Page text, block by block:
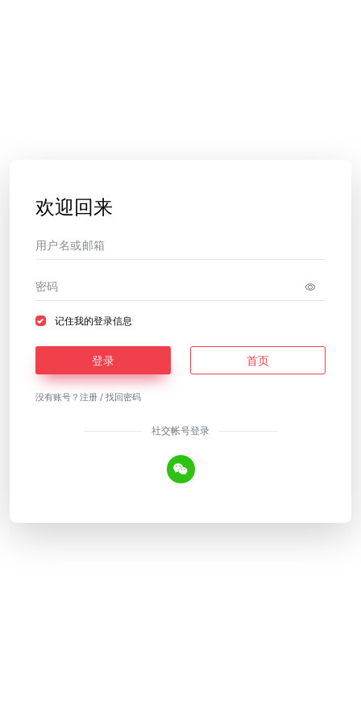
欢迎回来
记住我的登录信息
登录 首页
没有账号？ 注册 / 找回密码
社交帐号登录